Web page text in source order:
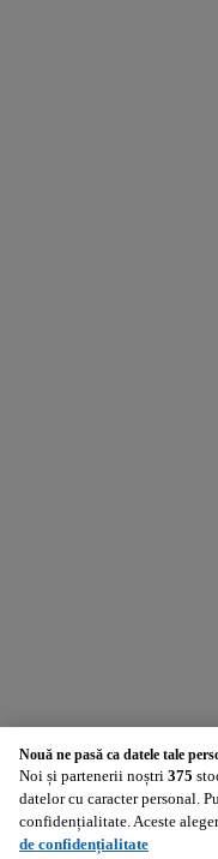
Nouă ne pasă ca datele tale
Noi și partenerii noștri 375
datelor cu caracter personal.
confidențialitate. Aceste
de confidențialitate